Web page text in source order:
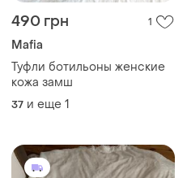
490 грн 1
Mafia
Туфли ботильоны женские
кожа замш
37 и еще 1